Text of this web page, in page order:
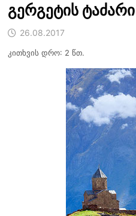
გერგეტის
26.08.2017
კითხვის დრო: 2 წთ.